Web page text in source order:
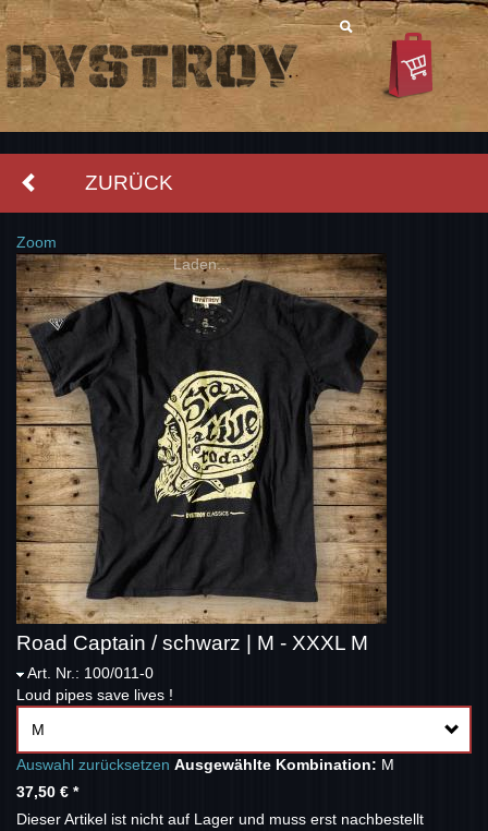
ZURÜCK
Zoom
Laden...
Road Captain / schwarz | M - XXXL M
Art. Nr.: 100/011-0
Loud pipes save lives !
M
Auswahl zurücksetzen Ausgewählte Kombination: M
37,50 € *
Dieser Artikel ist nicht auf Lager und muss erst nachbestellt